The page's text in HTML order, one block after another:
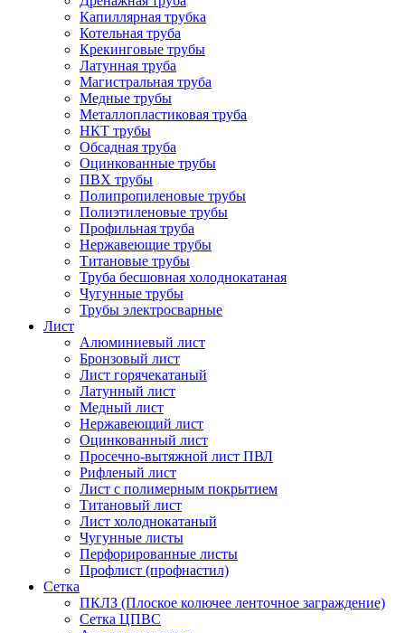
Капиллярная трубка
Котельная труба
Крекинговые трубы
Латунная труба
Магистральная труба
Медные трубы
Металлопластиковая труба
НКТ трубы
Обсадная труба
Оцинкованные трубы
ПВХ трубы
Полипропиленовые трубы
Полиэтиленовые трубы
Профильная труба
Нержавеющие трубы
Титановые трубы
Труба бесшовная холоднокатаная
Чугунные трубы
Трубы электросварные
Лист
Алюминиевый лист
Бронзовый лист
Лист горячекатаный
Латунный лист
Медный лист
Нержавеющий лист
Оцинкованный лист
Просечно-вытяжной лист ПВЛ
Рифленый лист
Лист с полимерным покрытием
Титановый лист
Лист холоднокатаный
Чугунные листы
Перфорированные листы
Профлист (профнастил)
Сетка
ПКЛЗ (Плоское колючее ленточное заграждение)
Сетка ЦПВС